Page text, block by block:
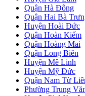
Quận Hà Đông
Quận Hai Bà
Huyện Hoài Đức
Quận Hoàn Kiếm
Quận Hoàng Mai
Quận Long Biên
Huyện Mê Linh
Huyện Mỹ Đức
Quận Nam Từ
Phường Trung